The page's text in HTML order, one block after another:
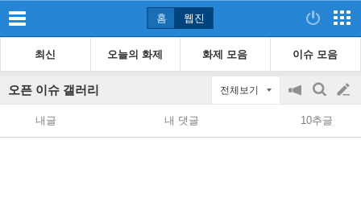
홈 웹진
최신 오늘의 화제 화제 모음 이슈 모음
오픈 이슈 갤러리 전체보기
공
지
on/off
검
색
글
쓰
내글 내 댓글 10추글